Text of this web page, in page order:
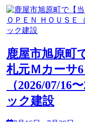
鹿屋市旭原町
札元Ｍカーサ
（2026/07/16
ック建設